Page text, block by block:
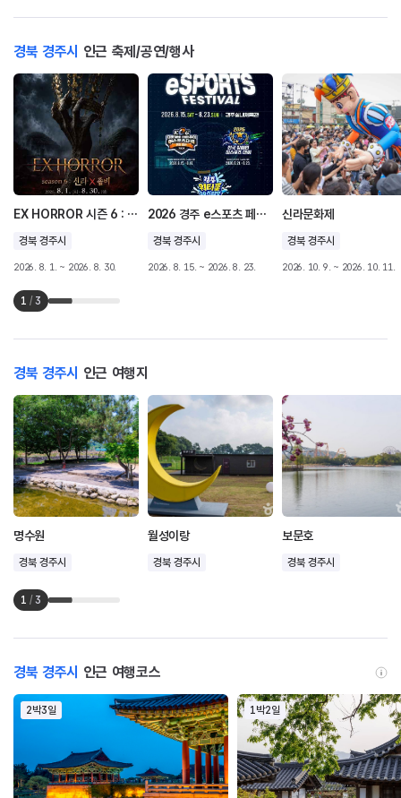
경북 경주시 인근 축제/공연/행사
EX HORROR 시즌 6 : 신라X좀비
경북 경주시
2026. 8. 1. ~ 2026. 8. 30.
2026 경주 e스포츠 페스티벌
경북 경주시
2026. 8. 15. ~ 2026. 8. 23.
신라문화제
경북 경주시
2026. 10. 9. ~ 2026. 10. 11.
1 / 3
경북 경주시 인근 여행지
명수원
경북 경주시
월성이랑
경북 경주시
보문호
경북 경주시
1 / 3
경북 경주시 인근 여행코스
2박3일 1박2일